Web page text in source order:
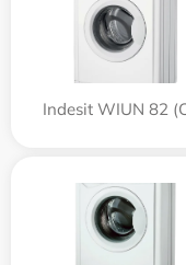
Indesit WIUN 82